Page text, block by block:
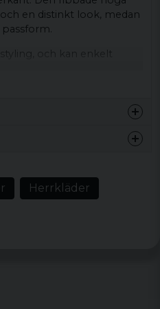
en distinkt look, medan
och kan enkelt
detaljer
(tyg 2)
Herrkläder